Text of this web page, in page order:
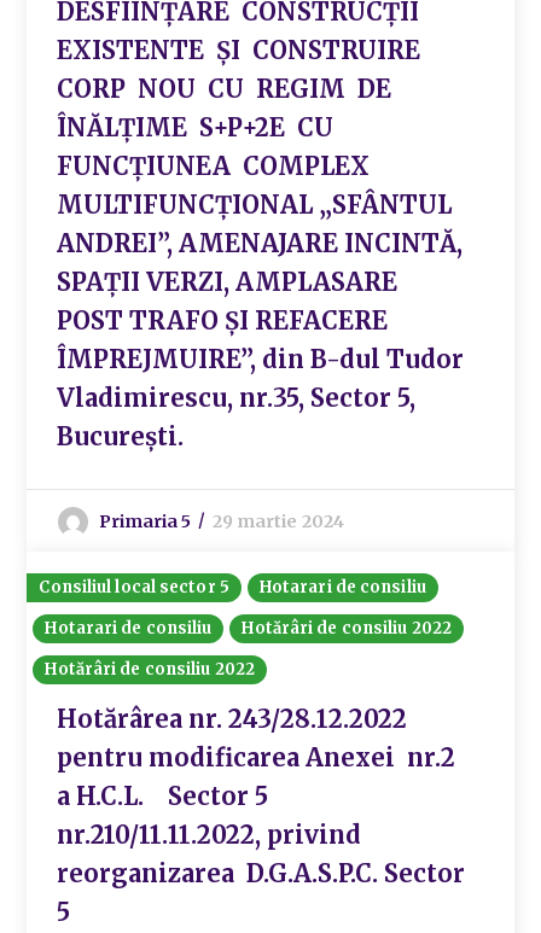
DESFIINȚARE CONSTRUCȚII
EXISTENTE ȘI CONSTRUIRE
CORP NOU CU REGIM DE
ÎNĂLȚIME S+P+2E CU
FUNCȚIUNEA COMPLEX
MULTIFUNCȚIONAL „SFÂNTUL
ANDREI”, AMENAJARE INCINTĂ,
SPAȚII VERZI, AMPLASARE
POST TRAFO ȘI REFACERE
ÎMPREJMUIRE”, din B-dul Tudor
Vladimirescu, nr.35, Sector 5,
București.
Primaria 5 29 martie 2024
Consiliul local sector 5
Hotarari de consiliu
Hotarari de consiliu
Hotărâri de consiliu 2022
Hotărâri de consiliu 2022
Hotărârea nr. 243/28.12.2022
pentru modificarea Anexei nr.2
a H.C.L. Sector 5
nr.210/11.11.2022, privind
reorganizarea D.G.A.S.P.C. Sector
5